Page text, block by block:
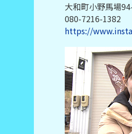
大和町小野馬場
080-7216-1382
https://